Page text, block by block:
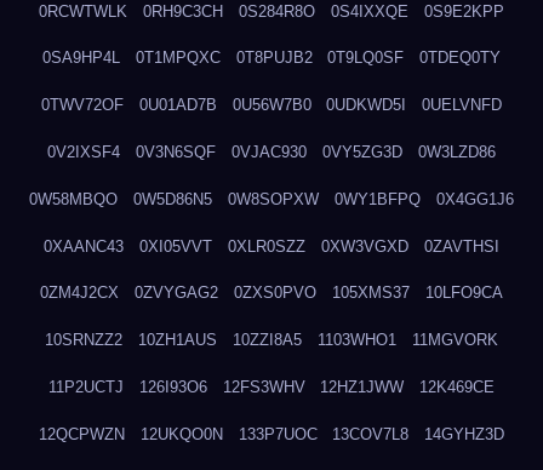
0RCWTWLK 0RH9C3CH 0S284R8O 0S4IXXQE 0S9E2KPP
0SA9HP4L 0T1MPQXC 0T8PUJB2 0T9LQ0SF 0TDEQ0TY
0TWV72OF 0U01AD7B 0U56W7B0 0UDKWD5I 0UELVNFD
0V2IXSF4 0V3N6SQF 0VJAC930 0VY5ZG3D 0W3LZD86
0W58MBQO 0W5D86N5 0W8SOPXW 0WY1BFPQ 0X4GG1J6
0XAANC43 0XI05VVT 0XLR0SZZ 0XW3VGXD 0ZAVTHSI
0ZM4J2CX 0ZVYGAG2 0ZXS0PVO 105XMS37 10LFO9CA
10SRNZZ2 10ZH1AUS 10ZZI8A5 1103WHO1 11MGVORK
11P2UCTJ 126I93O6 12FS3WHV 12HZ1JWW 12K469CE
12QCPWZN 12UKQO0N 133P7UOC 13COV7L8 14GYHZ3D